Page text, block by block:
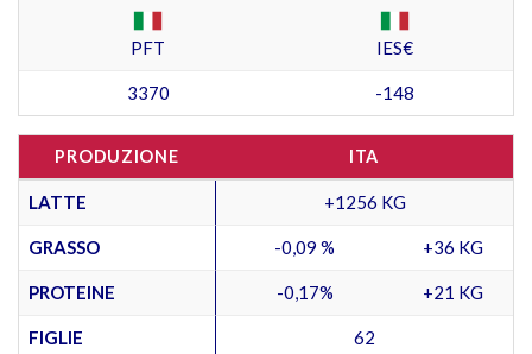
PFT IES€
3370 -148
PRODUZIONE ITA
LATTE +1256 KG
GRASSO -0,09 % +36 KG
PROTEINE -0,17% +21 KG
FIGLIE 62